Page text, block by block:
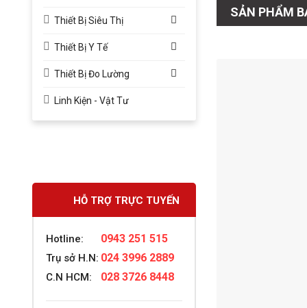
Thiết Bị Siêu Thị
Thiết Bị Y Tế
Thiết Bị Đo Lường
Linh Kiện - Vật Tư
HỖ TRỢ TRỰC TUYẾN
Hotline: 0943 251 515
Trụ sở H.N: 024 3996 2889
C.N HCM: 028 3726 8448
SẢN PHẨM